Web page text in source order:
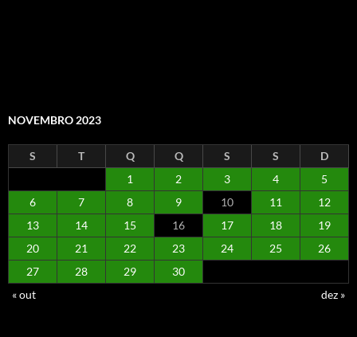
NOVEMBRO 2023
S T Q Q S S
D
1
2 3 4
5
6
7 8 9 10 11
12
13
14 15 16 17 18
19
20
21 22 23 24 25
26
27
28 29
30
« out
dez »